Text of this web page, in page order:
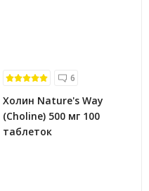
6
Холин Nature's Way
(Choline) 500 мг 100
таблеток